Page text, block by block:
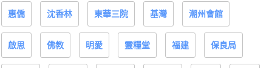
惠僑 沈香林 東華三院 基灣 潮州會館
啟思 佛教 明愛 靈糧堂 福建 保良局